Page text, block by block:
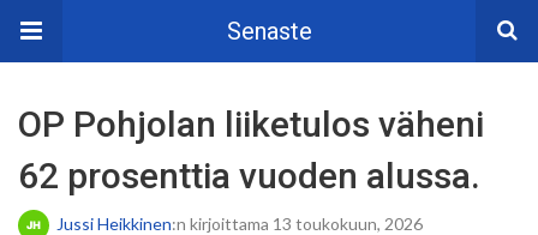
Senaste
OP Pohjolan liiketulos väheni
62 prosenttia vuoden alussa.
Jussi Heikkinen:n kirjoittama 13 toukokuun, 2026